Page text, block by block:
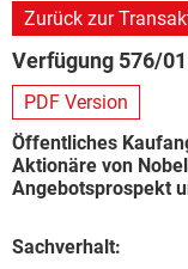
Zurück zur
Verfügung 576/
PDF Version
Öffentliches
Aktionäre von
Angebotsprospekt
Sachverhalt: